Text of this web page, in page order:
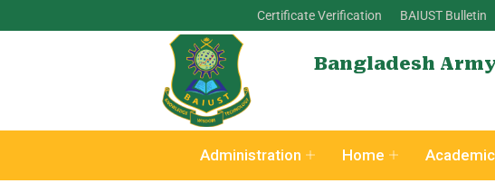
Certificate Verification BAIUST Bulletin
Bangladesh
Administration Home Academic